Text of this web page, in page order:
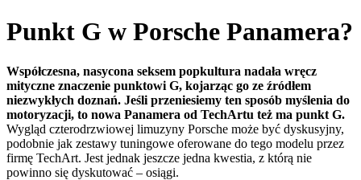
Punkt G w Porsche Panamera?
Współczesna, nasycona seksem popkultura nadała wręcz
mityczne znaczenie punktowi G, kojarząc go ze źródłem
niezwykłych doznań. Jeśli przeniesiemy ten sposób myślenia do
motoryzacji, to nowa Panamera od TechArtu też ma punkt G.
Wygląd czterodrzwiowej limuzyny Porsche może być dyskusyjny,
podobnie jak zestawy tuningowe oferowane do tego modelu przez
firmę TechArt. Jest jednak jeszcze jedna kwestia, z którą nie
powinno się dyskutować – osiągi.